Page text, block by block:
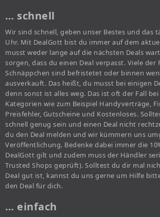
… schnell
Wir sind schnell, geben unser Bestes und das
Uhr. Mit DealGott bist du immer auf dem
musst weder lange auf die nächsten Deals
sorgen, dass du einen Deal verpasst. Viele
Schnäppchen sind befristetet oder binnen
ausverkauft. Das heißt, du musst bei einigen
denn sonst ist alles weg. Das ist oft der Fall
Kategorien wie zum Beispiel Handyverträge,
Preisfehler, Gutscheine und Kostenloses.
schnell genug sein und einen Deal nicht
du den Deal melden und wir kümmern uns
Veröffentlichung. Bedenke dabei immer die
DealGott gilt und zudem muss der Händler
Trusted Shops geprüft). Solltest du dir mal
Deal gut ist, kannst du uns gerne um Hilfe
den Deal für dich.
… einfach